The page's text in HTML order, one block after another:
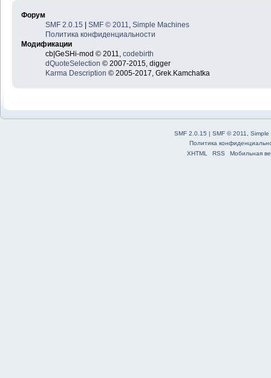
Форум
SMF 2.0.15 | SMF © 2011
Simple Machines
Политика конфиденциальности
Модификации
cb|GeSHi-mod © 2011, codebirth
dQuoteSelection © 2007-2015, digger
Karma Description © 2005-2017, Grek.Kamchatka
SMF 2.0.15 | SMF © 2011
Simple
Политика
XHTML
RSS Мобильная